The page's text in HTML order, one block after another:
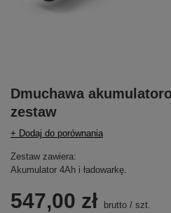
Dmuchawa
zestaw
+ Dodaj do porównania
Zestaw zawiera:
Akumulator 4Ah i ładowarkę.
547,00 zł brutto / szt.